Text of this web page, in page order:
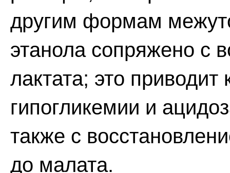
другим формам
этанола сопряжено с
лактата; это
гипогликемии и
также с
до малата.